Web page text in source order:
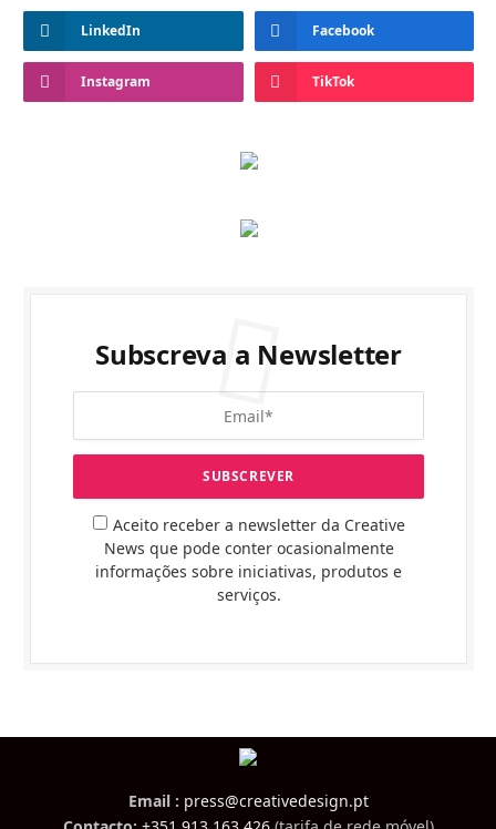
LinkedIn Facebook
Instagram TikTok
Subscreva a Newsletter
Aceito receber a newsletter da Creative
News que pode conter ocasionalmente
informações sobre iniciativas, produtos e
serviços.
Email : press@creativedesign.pt